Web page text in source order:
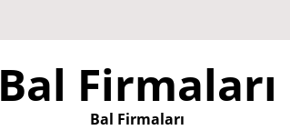
Bal Firmaları
Bal Firmaları